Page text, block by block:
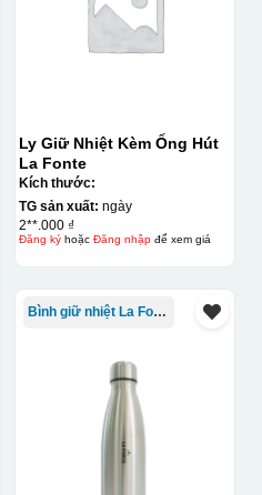
Độ bám dính lên bề
mặt vật liệu rất tốt,
đẹp, sắc nét, không
bị lem
Chất liệu in decal
lựa chọn chất liệu
phù hợp với nhu cầu.
Dán được lên nhiều
Ly Giữ Nhiệt Kèm Ống Hút
La Fonte
Kích thước:
TG sản xuất: ngày
2**.000 ₫
Đăng kýhoặc Đăng nhậpđể xem giá
Bình giữ nhiệt La Fonte